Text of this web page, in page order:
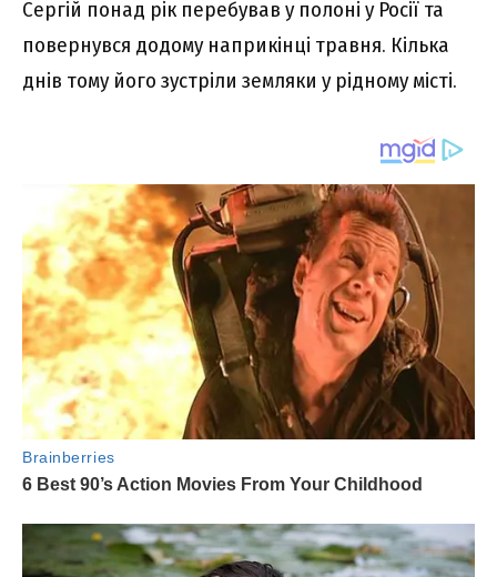
Сергій понад рік перебував у полоні у Росії та
повернувся додому наприкінці травня. Кілька
днів тому його зустріли земляки у рідному місті.